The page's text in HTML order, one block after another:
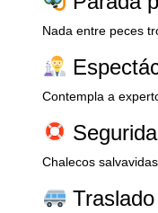
Nada entre peces
Contempla a
Chalecos